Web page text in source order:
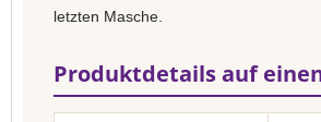
letzten Masche.
Produktdetails auf